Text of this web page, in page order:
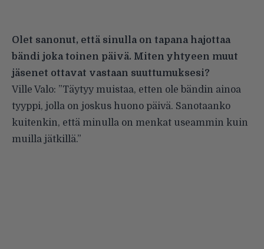
Olet sanonut, että sinulla on tapana hajottaa
bändi joka toinen päivä. Miten yhtyeen muut
jäsenet ottavat vastaan suuttumuksesi?
Ville Valo: ”Täytyy muistaa, etten ole bändin ainoa
tyyppi, jolla on joskus huono päivä. Sanotaanko
kuitenkin, että minulla on menkat useammin kuin
muilla jätkillä.”